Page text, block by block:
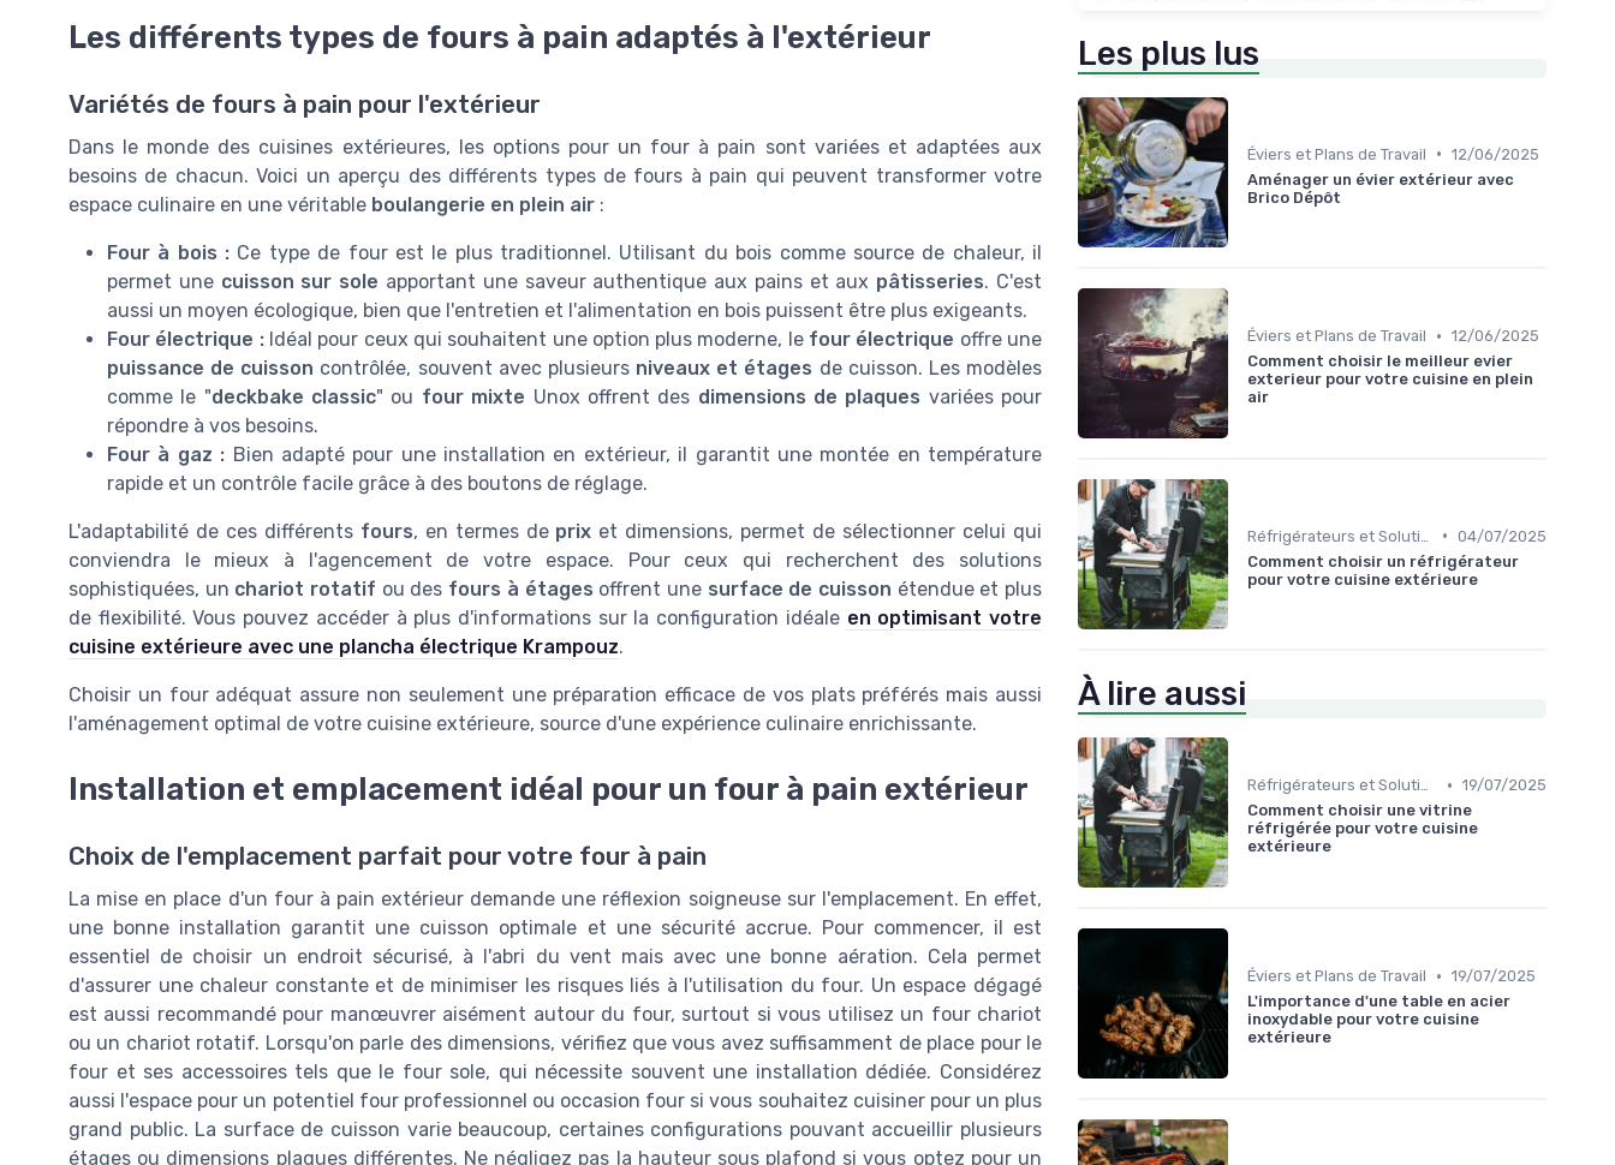
Les différents types de fours à pain adaptés à l'extérieur
Variétés de fours à pain pour l'extérieur
Dans le monde des cuisines extérieures, les options pour un four à pain sont variées et adaptées aux
besoins de chacun. Voici un aperçu des différents types de fours à pain qui peuvent transformer votre
espace culinaire en une véritable boulangerie en plein air :
Four à bois : Ce type de four est le plus traditionnel. Utilisant du bois comme source de chaleur, il
permet une cuisson sur sole apportant une saveur authentique aux pains et aux pâtisseries. C'est
aussi un moyen écologique, bien que l'entretien et l'alimentation en bois puissent être plus exigeants.
Four électrique :Idéal pour ceux qui souhaitent une option plus moderne, le four électrique offre une
puissance de cuisson contrôlée, souvent avec plusieurs niveaux et étages de cuisson. Les modèles
comme le "deckbake classic" ou four mixte Unox offrent des dimensions de plaques variées pour
répondre à vos besoins.
Four à gaz : Bien adapté pour une installation en extérieur, il garantit une montée en température
rapide et un contrôle facile grâce à des boutons de réglage.
L'adaptabilité de ces différents fours, en termes de prix et dimensions, permet de sélectionner celui qui
conviendra le mieux à l'agencement de votre espace. Pour ceux qui recherchent des solutions
sophistiquées, un chariot rotatif ou des fours à étages offrent une surface de cuisson étendue et plus
de flexibilité. Vous pouvez accéder à plus d'informations sur la configuration idéale en optimisant votre
cuisine extérieure avec une plancha électrique Krampouz.
Choisir un four adéquat assure non seulement une préparation efficace de vos plats préférés mais aussi
l'aménagement optimal de votre cuisine extérieure, source d'une expérience culinaire enrichissante.
Installation et emplacement idéal pour un four à pain extérieur
Choix de l'emplacement parfait pour votre four à pain
La mise en place d'un four à pain extérieur demande une réflexion soigneuse sur l'emplacement. En effet,
une bonne installation garantit une cuisson optimale et une sécurité accrue. Pour commencer, il est
essentiel de choisir un endroit sécurisé, à l'abri du vent mais avec une bonne aération. Cela permet
d'assurer une chaleur constante et de minimiser les risques liés à l'utilisation du four. Un espace dégagé
est aussi recommandé pour manœuvrer aisément autour du four, surtout si vous utilisez un four chariot
ou un chariot rotatif. Lorsqu'on parle des dimensions, vérifiez que vous avez suffisamment de place pour le
four et ses accessoires tels que le four sole, qui nécessite souvent une installation dédiée. Considérez
aussi l'espace pour un potentiel four professionnel ou occasion four si vous souhaitez cuisiner pour un plus
grand public. La surface de cuisson varie beaucoup, certaines configurations pouvant accueillir plusieurs
étages ou dimensions plaques différentes. Ne négligez pas la hauteur sous plafond si vous optez pour un
Les plus lus
Éviers et Plans de Travail • 12/06/2025
Aménager un évier extérieur avec
Brico Dépôt
Éviers et Plans de Travail • 12/06/2025
Comment choisir le meilleur evier
exterieur pour votre cuisine en plein
air
• 04/07/2025
Comment choisir un réfrigérateur
pour votre cuisine extérieure
À lire aussi
Réfrigérateurs et Solutions de Stockage • 19/07/2025
Comment choisir une vitrine
réfrigérée pour votre cuisine
extérieure
Éviers et Plans de Travail • 19/07/2025
L'importance d'une table en acier
inoxydable pour votre cuisine
extérieure